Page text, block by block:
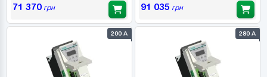
71 370грн 91 035 грн
200 А 280 А